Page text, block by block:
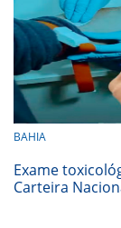
BAHIA
Exame
Carteira